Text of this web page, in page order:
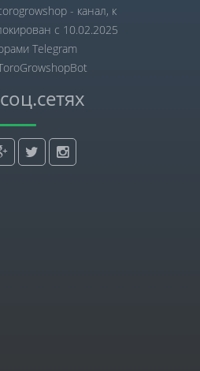
- канал, к
с 10.02.2025
Telegram